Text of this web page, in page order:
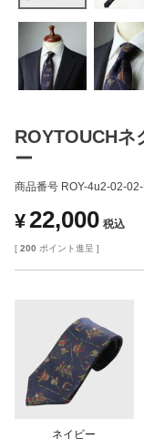
ROYTOUCHネ
ー
商品番号 ROY-4u2-02-02-
¥ 22,000 税込
[ 200 ポイント進呈 ]
ネイビー